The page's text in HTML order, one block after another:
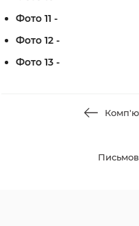
Фото 11 -
Фото 12 -
Фото 13 -